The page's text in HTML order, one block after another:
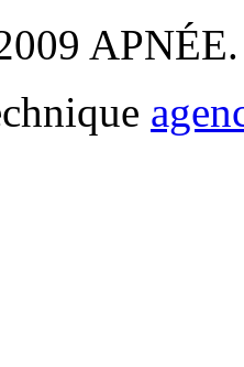
APNÉE.